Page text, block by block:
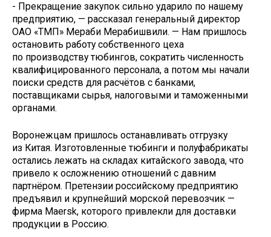
- Прекращение закупок сильно ударило по нашему
предприятию, — рассказал генеральный директор
ОАО «ТМП» Мераби Мерабишвили. — Нам пришлось
остановить работу собственного цеха
по производству тюбингов, сократить численность
квалифицированного персонала, а потом мы начали
поиски средств для расчётов с банками,
поставщиками сырья, налоговыми и таможенными
органами.
Воронежцам пришлось останавливать отгрузку
из Китая. Изготовленные тюбинги и полуфабрикаты
остались лежать на складах китайского завода, что
привело к осложнению отношений с давним
партнёром. Претензии российскому предприятию
предъявил и крупнейший морской перевозчик —
фирма Maersk, которого привлекли для доставки
продукции в Россию.